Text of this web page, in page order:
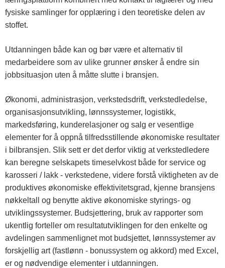
fysiske samlinger for opplæring i den teoretiske delen av
stoffet.
Utdanningen både kan og bør være et alternativ til
medarbeidere som av ulike grunner ønsker å endre sin
jobbsituasjon uten å måtte slutte i bransjen.
Økonomi, administrasjon, verkstedsdrift, verkstedledelse,
organisasjonsutvikling, lønnssystemer, logistikk,
markedsføring, kunderelasjoner og salg er vesentlige
elementer for å oppnå tilfredsstillende økonomiske resultater
i bilbransjen. Slik sett er det derfor viktig at verkstedledere
kan beregne selskapets timeselvkost både for service og
karosseri / lakk - verkstedene, videre forstå viktigheten av de
produktives økonomiske effektivitetsgrad, kjenne bransjens
nøkkeltall og benytte aktive økonomiske styrings- og
utviklingssystemer. Budsjettering, bruk av rapporter som
ukentlig forteller om resultatutviklingen for den enkelte og
avdelingen sammenlignet mot budsjettet, lønnssystemer av
forskjellig art (fastlønn - bonussystem og akkord) med Excel,
er og nødvendige elementer i utdanningen.